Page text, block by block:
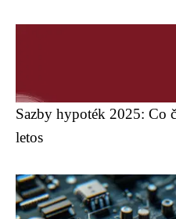
Sazby hypoték 2025: Co
letos